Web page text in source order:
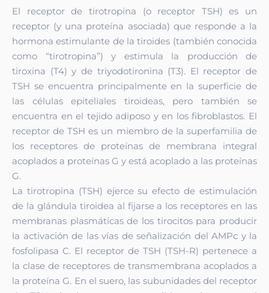
El receptor de tirotropina (o receptor TSH) es un
receptor (y una proteína asociada) que responde a la
hormona estimulante de la tiroides (también conocida
como “tirotropina”) y estimula la producción de
tiroxina (T4) y de triyodotironina (T3). El receptor de
TSH se encuentra principalmente en la superficie de
las células epiteliales tiroideas, pero también se
encuentra en el tejido adiposo y en los fibroblastos. El
receptor de TSH es un miembro de la superfamilia de
los receptores de proteínas de membrana integral
acoplados a proteínas G y está acoplado a las proteínas
G.
La tirotropina (TSH) ejerce su efecto de estimulación
de la glándula tiroidea al fijarse a los receptores en las
membranas plasmáticas de los tirocitos para producir
la activación de las vías de señalización del AMPc y la
fosfolipasa C. El receptor de TSH (TSH-R) pertenece a
la clase de receptores de transmembrana acoplados a
la proteína G. En el suero, las subunidades del receptor